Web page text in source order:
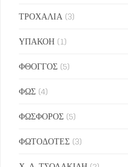
ΤΡΟΧΑΛΙΑ (3)
ΥΠΑΚΟΗ (1)
ΦΘΟΓΓΟΣ (5)
ΦΩΣ (4)
ΦΩΣΦΟΡΟΣ (5)
ΦΩΤΟΔΟΤΕΣ (3)